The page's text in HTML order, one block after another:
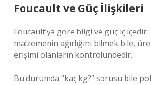
Foucault ve Güç İlişkileri
Foucault’ya göre bilgi ve güç iç içedir.
malzemenin ağırlığını bilmek bile,
erişimi olanların kontrolündedir.
Bu durumda “kaç kg?” sorusu bile